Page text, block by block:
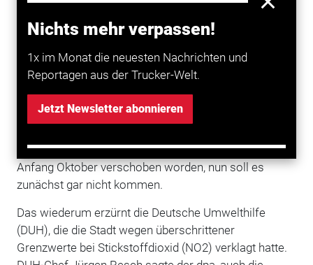
Nichts mehr verpassen!
1x im Monat die neuesten Nachrichten und
Reportagen aus der Trucker-Welt.
Jetzt Newsletter abonnieren
wenige Ausnahmen über die gesamte Alt- und
Neustadt erstrecken und umfasst auch die
vielbefahrende Rheinschiene. Ursprünglich hatte
Mainz geplant, ein zonalesFahrverbot
wegen derCorona-Kriseerst von Anfang Juli auf
Anfang Oktober verschoben worden, nun soll es
zunächst gar nicht kommen.
Das wiederum erzürnt die Deutsche Umwelthilfe
(DUH), die die Stadt wegen überschrittener
Grenzwerte bei Stickstoffdioxid (NO2) verklagt hatte.